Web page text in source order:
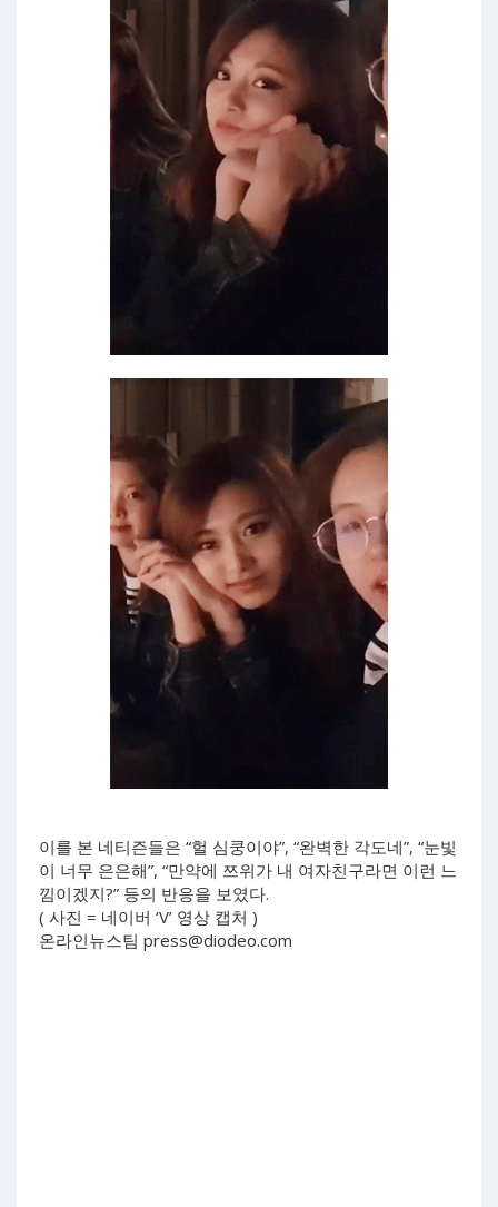
이를 본 네티즌들은 “헐 심쿵이야”, “완벽한 각도네”, “눈빛
이 너무 은은해”, “만약에 쯔위가 내 여자친구라면 이런 느
낌이겠지?” 등의 반응을 보였다.
( 사진 = 네이버 ‘V’ 영상 캡처 )
온라인뉴스팀 press@diodeo.com